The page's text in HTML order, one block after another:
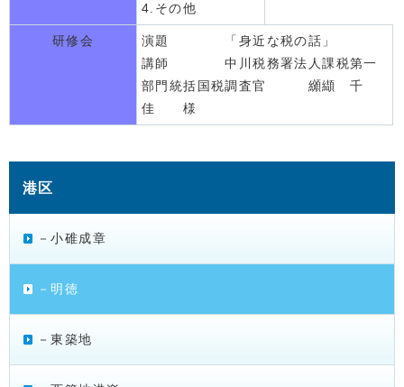
4.その他
研修会
演題 「身近な税の話」
講師 中川税務署法人課税第一
部門統括国税調査官 纐纈 千
佳 様
港区
－小碓成章
－明徳
－東築地